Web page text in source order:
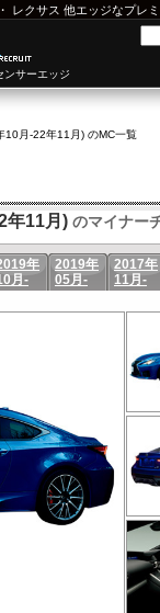
・ レクサス 他エッジなプレ
サーエッジ
10月-22年11月) のMC一覧
年11月) のマイナー
年
月-
2019年
05月-
2017年
11月-